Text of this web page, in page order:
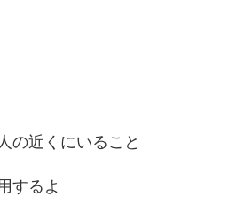
の近くにいること
するよ